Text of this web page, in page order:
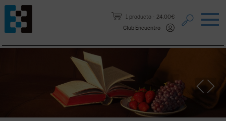
1 producto
24,00€
Club Encuentro
Saltar al contenido.